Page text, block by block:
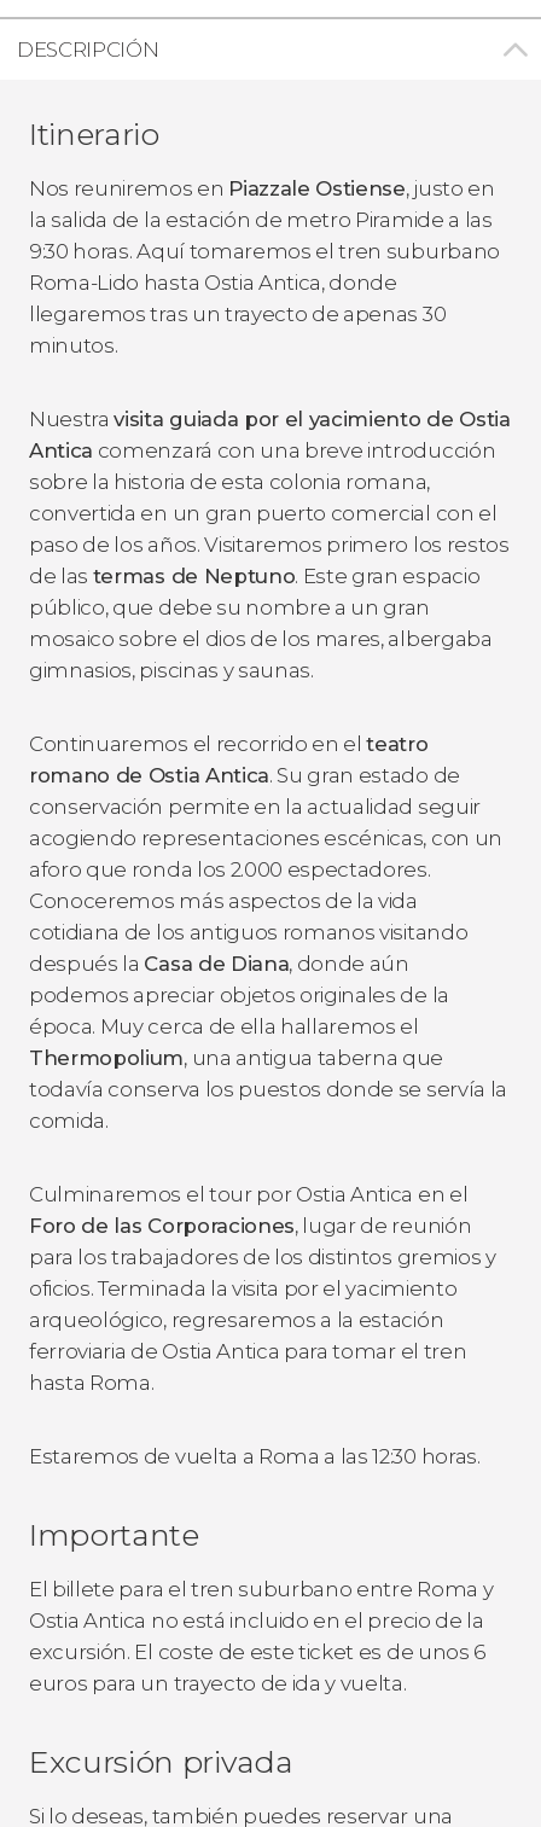
DESCRIPCIÓN
Itinerario
Nos reuniremos en Piazzale Ostiense, justo en
la salida de la estación de metro Piramide a las
9:30 horas. Aquí tomaremos el tren suburbano
Roma-Lido hasta Ostia Antica, donde
llegaremos tras un trayecto de apenas 30
minutos.
Nuestravisita guiada por el yacimiento de Ostia
Antica comenzará con una breve introducción
sobre la historia de esta colonia romana,
convertida en un gran puerto comercial con el
paso de los años. Visitaremos primero los restos
de las termas de Neptuno. Este gran espacio
público, que debe su nombre a un gran
mosaico sobre el dios de los mares, albergaba
gimnasios, piscinas y saunas.
Continuaremos el recorrido en elteatro
romano de Ostia Antica. Su gran estado de
conservación permite en la actualidad seguir
acogiendo representaciones escénicas, con un
aforo que ronda los 2.000 espectadores.
Conoceremos más aspectos de la vida
cotidiana de los antiguos romanos visitando
después la Casa de Diana, donde aún
podemos apreciar objetos originales de la
época. Muy cerca de ella hallaremos el
Thermopolium, una antigua taberna que
todavía conserva los puestos donde se servía la
comida.
Culminaremos el tour por Ostia Antica en el
Foro de las Corporaciones, lugar de reunión
para los trabajadores de los distintos gremios y
oficios. Terminada la visita por el yacimiento
arqueológico, regresaremos a la estación
ferroviaria de Ostia Antica para tomar el tren
hasta Roma.
Estaremos de vuelta a Roma a las 12:30 horas.
Importante
El billete para el tren suburbano entre Roma y
Ostia Antica no está incluido en el precio de la
excursión. El coste de este ticket es de unos 6
euros para un trayecto de ida y vuelta.
Excursión privada
Si lo deseas, también puedes reservar una